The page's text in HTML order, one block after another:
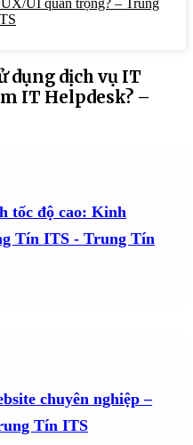
UI quan trọng? – Trung
dụng dịch vụ IT
IT Helpdesk? –
tốc độ cao: Kinh
Tín ITS - Trung Tín
chuyên nghiệp –
Tín ITS